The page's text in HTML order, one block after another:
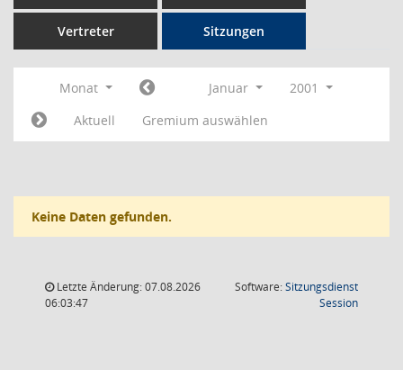
Vertreter Sitzungen
Monat Januar
2001
Aktuell
Gremium auswählen
Keine Daten gefunden.
Letzte Änderung: 07.08.2026
06:03:47
Software:Sitzungsdienst
Session(Wird in